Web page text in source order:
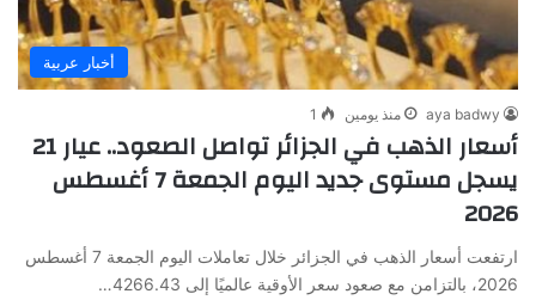
أخبار عربية
aya badwy منذ يومين 1
أسعار الذهب في الجزائر تواصل الصعود.. عيار 21
يسجل مستوى جديد اليوم الجمعة 7 أغسطس
2026
ارتفعت أسعار الذهب في الجزائر خلال تعاملات اليوم الجمعة 7 أغسطس
2026، بالتزامن مع صعود سعر الأوقية عالميًا إلى 4266.43…